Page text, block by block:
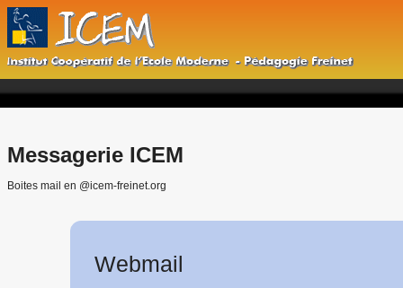
Messagerie ICEM
Boites mail en @icem-freinet.org
Webmail